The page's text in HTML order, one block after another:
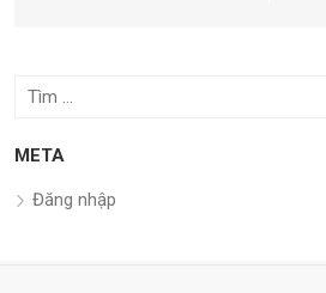
Tìm
quả
META
Đăng nhập